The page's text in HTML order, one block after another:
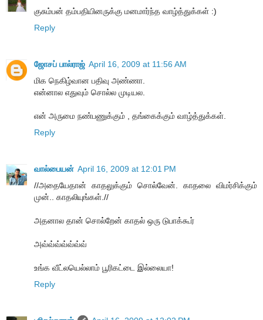
குசும்பன் தம்பதியினருக்கு மனமார்ந்த வாழ்த்துக்கள் :)
Reply
ஜோசப் பால்ராஜ் April 16, 2009 at 11:56 AM
மிக நெகிழ்வான பதிவு அண்ணா.
என்னால எதுவும் சொல்ல முடியல.
என் அருமை நண்பணுக்கும் , தங்கைக்கும் வாழ்த்துக்கள்.
Reply
வால்பையன் April 16, 2009 at 12:01 PM
//அதையேதான் காதலுக்கும் சொல்வேன். காதலை விமர்சிக்கும்
முன்.. காதலியுங்கள்.//
அதனால தான் சொல்றேன் காதல் ஒரு டுபாக்கூர்
அவ்வ்வ்வ்வ்வ்வ்
உங்க வீட்லயெல்லாம் பூரிகட்டை இல்லையா!
Reply